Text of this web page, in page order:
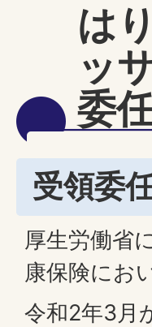
は
ッ
委
受領委
厚生労働省
康保険にお
令和2年3月